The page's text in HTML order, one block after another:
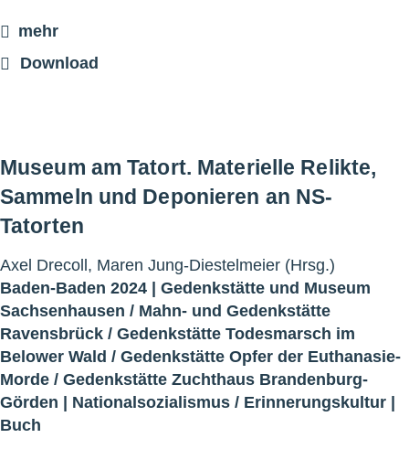
mehr
Download
Museum am Tatort. Materielle Relikte,
Sammeln und Deponieren an NS-
Tatorten
Axel Drecoll, Maren Jung-Diestelmeier (Hrsg.)
Baden-Baden 2024 | Gedenkstätte und Museum
Sachsenhausen / Mahn- und Gedenkstätte
Ravensbrück / Gedenkstätte Todesmarsch im
Belower Wald / Gedenkstätte Opfer der Euthanasie-
Morde / Gedenkstätte Zuchthaus Brandenburg-
Görden | Nationalsozialismus / Erinnerungskultur |
Buch